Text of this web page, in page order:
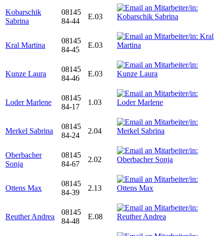
Kobarschik
Sabrina
08145
84-44
E.03
Kral Martina
08145
84-45
E.03
Kunze Laura
08145
84-46
E.03
Loder Marlene
08145
84-17
1.03
Merkel Sabrina
08145
84-24
2.04
Oberbacher
Sonja
08145
84-67
2.02
Ottens Max
08145
84-39
2.13
Reuther Andrea
08145
84-48
E.08